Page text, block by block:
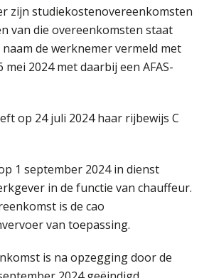
zijn studiekostenovereenkomsten
van die overeenkomsten staat
de werknemer vermeld met
2024 met daarbij een AFAS-
op 24 juli 2024 haar rijbewijs C
1 september 2024 in dienst
in de functie van chauffeur.
is de cao
van toepassing.
is na opzegging door de